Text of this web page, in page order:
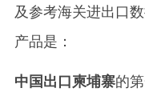
及参考海关进出口数
产品是：
中国出口柬埔寨的